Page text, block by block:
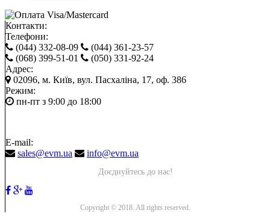
Контакти:
Телефони:
(044) 332-08-09
(044) 361-23-57
(068) 399-51-01
(050) 331-92-24
Адрес:
02096, м. Київ, вул. Пасхаліна, 17, оф. 386
Режим:
пн-пт з 9:00 до 18:00
E-mail:
sales@evm.ua
info@evm.ua
Доєднуйтесь до нас!
Copyright © 2018. All rights reserved.